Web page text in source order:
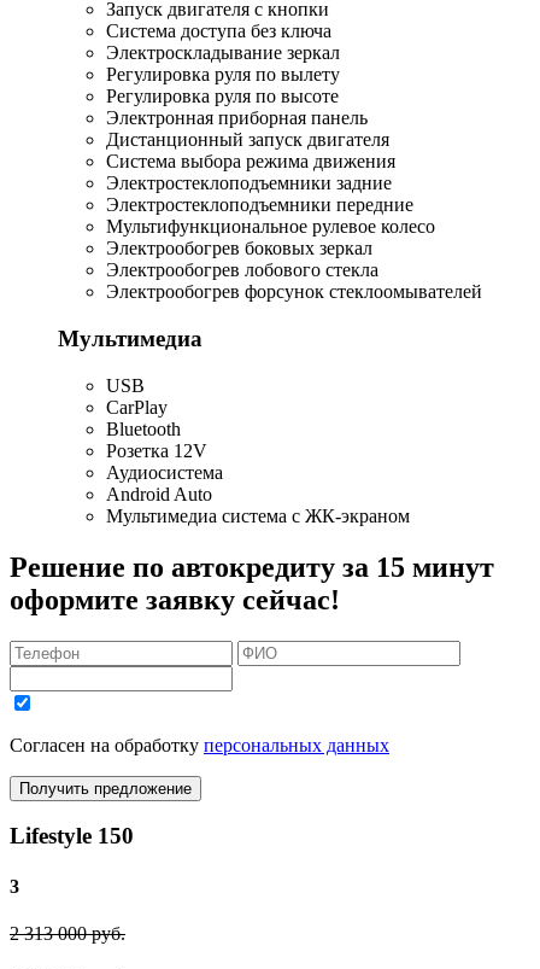
Запуск двигателя с кнопки
Система доступа без ключа
Электроскладывание зеркал
Регулировка руля по вылету
Регулировка руля по высоте
Электронная приборная панель
Дистанционный запуск двигателя
Система выбора режима движения
Электростеклоподъемники задние
Электростеклоподъемники передние
Мультифункциональное рулевое колесо
Электрообогрев боковых зеркал
Электрообогрев лобового стекла
Электрообогрев форсунок стеклоомывателей
Мультимедиа
USB
CarPlay
Bluetooth
Розетка 12V
Аудиосистема
Android Auto
Мультимедиа система с ЖК-экраном
Решение по автокредиту за 15 минут
оформите заявку сейчас!
Согласен на обработку персональных данных
Получить предложение
Lifestyle 150
3
2 313 000 руб.